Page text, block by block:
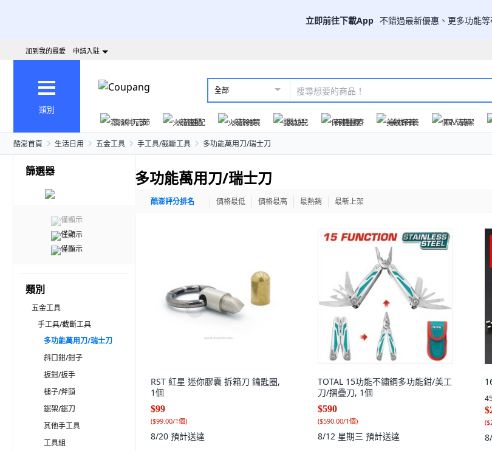
立即前往下載App 不錯過最新優惠、更多功能等
加到我的最愛 申請入駐
類別
全部
澎派中元節
火箭速配 火箭跨境 嬰幼兒 保健醫療 美妝保養 個人清潔
酷澎首頁 生活日用 五金工具 手工具/截斷工具 多功能萬用刀/瑞士刀
篩選器
僅顯示
僅顯示
僅顯示
類別
五金工具
手工具/截斷工具
多功能萬用刀/瑞士刀
斜口鉗/鉗子
扳鉗/扳手
槌子/斧頭
鋸架/鋸刀
其他手工具
工具組
多功能萬用刀/瑞士刀
酷澎評分排名 價格最低 價格最高 最熱銷 最新上架
RST 紅星 迷你膠囊 拆箱刀 鑰匙圈,
1個
$99
($99.00/1個)
8/20 預計送達
TOTAL 15功能不鏽鋼多功能鉗/美工
刀/摺疊刀, 1個
$590
($590.00/1個)
8/12 星期三 預計送達
(